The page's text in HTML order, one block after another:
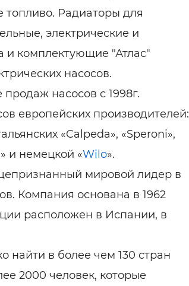
топливо. Радиаторы для
электрические и
и комплектующие "Атлас"
насосов.
насосов с 1998г.
европейских производителей:
«Calpeda», «Speroni»,
и немецкой «Wilo».
мировой лидер в
Компания основана в 1962
расположен в Испании, в
найти в более чем 130 стран
2000 человек, которые